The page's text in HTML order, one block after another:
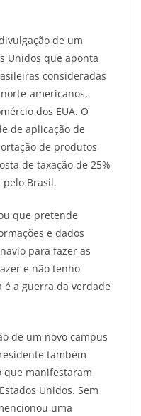
de um
Unidos que aponta
consideradas
americanos,
dos EUA. O
de aplicação de
de produtos
de taxação de 25%
pelo Brasil.
que pretende
e dados
para fazer as
e não tenho
a guerra da verdade
de um novo campus
também
que manifestaram
Unidos. Sem
uma